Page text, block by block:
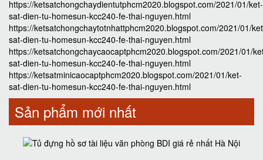
https://ketsatchongchaydientutphcm2020.blogspot.com/2021/01/ket-
sat-dien-tu-homesun-kcc240-fe-thai-nguyen.html
https://ketsatchongchaytotnhattphcm2020.blogspot.com/2021/01/
sat-dien-tu-homesun-kcc240-fe-thai-nguyen.html
https://ketsatchongchaycaocaptphcm2020.blogspot.com/2021/01/
sat-dien-tu-homesun-kcc240-fe-thai-nguyen.html
https://ketsatminicaocaptphcm2020.blogspot.com/2021/01/ket-
sat-dien-tu-homesun-kcc240-fe-thai-nguyen.html
Sản phẩm mới nhất